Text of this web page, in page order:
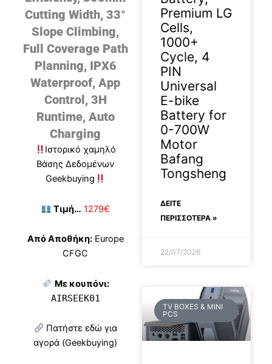
Cutting Width, 33°
Slope Climbing,
Full Coverage Path
Planning, IPX6
Waterproof, App
Control, 3H
Runtime, Auto
Charging
Ιστορικό χαμηλό
Βάσης Δεδομένων
Geekbuying
Τιμή… 1279€
Από Αποθήκη:Europe
CFGC
Με κουπόνι:
AIRSEEK01
Πατήστε εδώ για
αγορά (Geekbuying)
Premium LG
Cells,
1000+
Cycle, 4
PIN
Universal
E-bike
Battery for
0-700W
Motor
Bafang
Tongsheng
ΔΕΊΤΕ
ΠΕΡΙΣΣΟΤΕΡΑ »
22/07/2026
TV BOXES & MINI
PCS